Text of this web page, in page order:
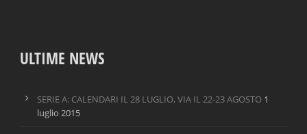
ULTIME NEWS
SERIE A: CALENDARI IL 28 LUGLIO, VIA IL 22-23 AGOSTO 1
luglio 2015